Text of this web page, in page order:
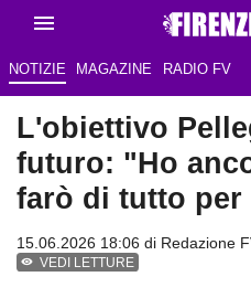
NOTIZIE MAGAZINE RADIO FV
L'obiettivo
futuro: "Ho
farò di tutto per
15.06.2026 18:06 di Redazione
VEDI LETTURE